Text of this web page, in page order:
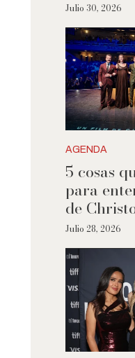
Julio 30, 2026
AGENDA
5 cosas
para
de
Julio 28, 2026